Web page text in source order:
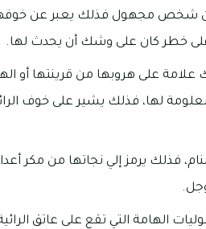
من شخص مجهول فذلك يعبر عن
خطر كان على وشك أن يحدث لها.
على هروبها من قرينتها أو
لها، فذلك يشير على خوف
فذلك يرمز إلي نجاتها من مكر
الهامة التي تقع على عاتق